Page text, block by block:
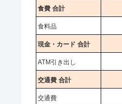
食費 合計
食料品
現金・カード 合計
ATM引き出し
交通費 合計
交通費